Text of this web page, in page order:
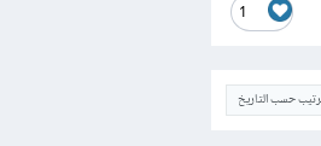
1
حسب التاريخ